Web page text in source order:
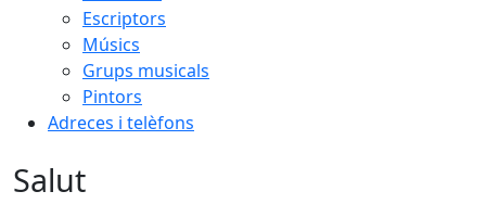
Escriptors
Músics
Grups musicals
Pintors
Adreces i telèfons
Salut